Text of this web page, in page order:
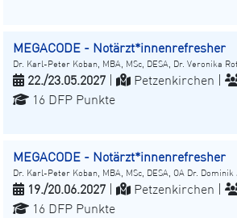
MEGACODE - Notärzt*innenrefresher
Dr. Karl-Peter Koban, MBA, MSc, DESA, Dr. Veronika
22./23.05.2027 Petzenkirchen |
16 DFP Punkte
MEGACODE - Notärzt*innenrefresher
Dr. Karl-Peter Koban, MBA, MSc, DESA, OA Dr. Dominik
19./20.06.2027 Petzenkirchen |
16 DFP Punkte